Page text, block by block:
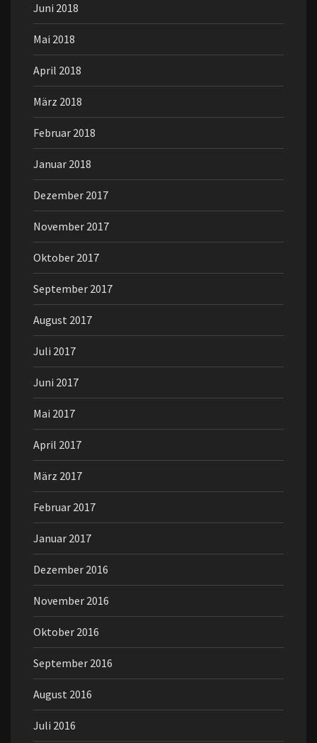
Juni 2018
Mai 2018
April 2018
März 2018
Februar 2018
Januar 2018
Dezember 2017
November 2017
Oktober 2017
September 2017
August 2017
Juli 2017
Juni 2017
Mai 2017
April 2017
März 2017
Februar 2017
Januar 2017
Dezember 2016
November 2016
Oktober 2016
September 2016
August 2016
Juli 2016